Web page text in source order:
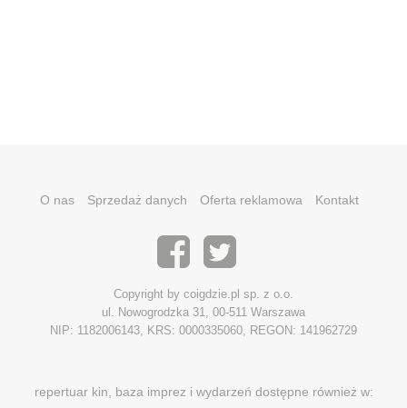
O nas Sprzedaż danych Oferta reklamowa Kontakt
Copyright by coigdzie.pl sp. z o.o.
ul. Nowogrodzka 31, 00-511 Warszawa
NIP: 1182006143, KRS: 0000335060, REGON: 141962729
repertuar kin, baza imprez i wydarzeń dostępne również w: